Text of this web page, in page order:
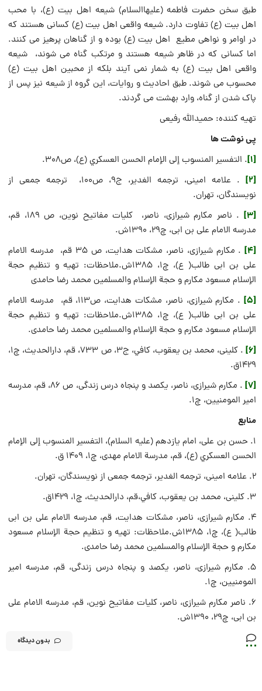
طبق سخن حضرت فاطمه (علیهاالسلام) شیعه اهل بیت (ع)، با محب
اهل بیت (ع) تفاوت دارد. شیعه واقعی اهل بیت (ع) کسانی هستند که
در اوامر و نواهی مطیع اهل بیت (ع) بوده و از گناهان پرهیز می کنند.
اما کسانی که در ظاهر شیعه هستند و مرتکب گناه می شوند، شیعه
واقعی اهل بیت (ع) به شمار نمی آیند بلکه از محبین اهل بیت (ع)
محسوب می شوند. طبق احادیث و روایات، این گروه از شیعه نیز پس از
پاک شدن از گناه، وارد بهشت می گردند.
تهیه کننده: حمیدالله رفیعی
پی نوشت ها
[1] . التفسير المنسوب إلى الإمام الحسن العسكري (ع)، ص308.
[2]
. علامه امينى، ترجمه الغدیر، ج9، ص100، ترجمه جمعى از
نويسندگان، تهران.
[3]
. ناصر مكارم شيرازى، ناصر، كليات مفاتيح نوين، ص 189، قم،
مدرسه الامام على بن ابى، چ29، 1390ش.
[4]
. مکارم شیرازی، ناصر، مشكات هدايت‏، ص 35 قم، مدرسه الامام
على بن ابى طالب( ع)، چ1، 1385ش.ملاحظات: تهيه و تنظيم حجة
الإسلام مسعود مكارم و حجة الإسلام والمسلمين محمد رضا حامدى‏
[5]
. مکارم شیرازی، ناصر، مشكات هدايت، ص113،‏ قم، مدرسه الامام
على بن ابى طالب( ع)، چ1، 1385ش.ملاحظات: تهيه و تنظيم حجة
الإسلام مسعود مكارم و حجة الإسلام والمسلمين محمد رضا حامدى‏.
[6]
. کلینی، محمد بن یعقوب، كافي، ج3، ص 733، قم، دارالحدیث، چ1،
1429ق.
[7]
. مکارم شیرازی، ناصر، يكصد و پنجاه درس زندگى‏، ص 86، قم، مدرسه
امير المومنيين‏، چ1.
منابع
1. حسن بن على، امام يازدهم (عليه السلام)، التفسير المنسوب إلى الإمام
الحسن العسكري (ع)، قم، مدرسة الامام مهدی، چ1، 1409 ق.
2. علامه امينى، ترجمه الغدیر، ترجمه جمعى از نويسندگان، تهران.
3. کلینی، محمد بن یعقوب، كافي،قم، دارالحدیث، چ1، 1429ق.
4. مکارم شیرازی، ناصر، مشكات هدايت‏، قم، مدرسه الامام على بن ابى
طالب( ع)، چ1، 1385ش.ملاحظات: تهيه و تنظيم حجة الإسلام مسعود
مكارم و حجة الإسلام والمسلمين محمد رضا حامدى‏.
5. مکارم شیرازی، ناصر، يكصد و پنجاه درس زندگى‏، قم، مدرسه امير
المومنيين‏، چ1.
6. ناصر مكارم شيرازى، ناصر، كليات مفاتيح نوين، قم، مدرسه الامام على
بن ابى، چ29، 1390ش.
بدون دیدگاه